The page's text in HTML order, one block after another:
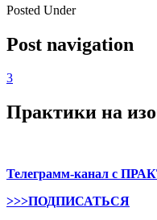
Posted Under
Post navigation
3
Практики на
Телеграмм-канал с
>>>ПОДПИСАТЬСЯ